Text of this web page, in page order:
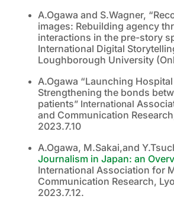
A.Ogawa and S.Wagner,
images: Rebuilding agency
interactions in the pre-story
International Digital
Loughborough University
A.Ogawa “Launching
Strengthening the bonds
patients” International
and Communication
2023.7.10
A.Ogawa, M.Sakai,and
Journalism in Japan: an
International Association for
Communication Research,
2023.7.12.